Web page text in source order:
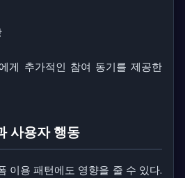
게 추가적인 참여 동기를 제공한
사용자 행동
이용 패턴에도 영향을 줄 수 있다.